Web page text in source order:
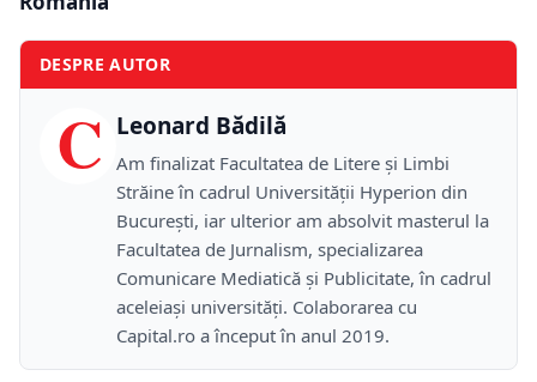
DESPRE AUTOR
C Leonard Bădilă
Am finalizat Facultatea de Litere și Limbi
Străine în cadrul Universității Hyperion din
București, iar ulterior am absolvit masterul la
Facultatea de Jurnalism, specializarea
Comunicare Mediatică și Publicitate, în cadrul
aceleiași universități. Colaborarea cu
Capital.ro a început în anul 2019.